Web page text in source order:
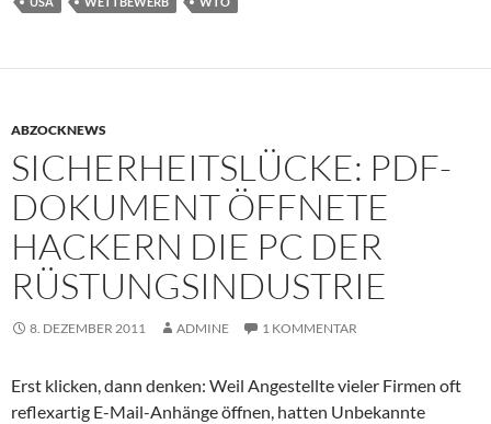
ABZOCKNEWS
SICHERHEITSLÜCKE: PDF-
DOKUMENT ÖFFNETE
HACKERN DIE PC DER
RÜSTUNGSINDUSTRIE
8. DEZEMBER 2011 ADMINE 1 KOMMENTAR
Erst klicken, dann denken: Weil Angestellte vieler Firmen oft
reflexartig E-Mail-Anhänge öffnen, hatten Unbekannte